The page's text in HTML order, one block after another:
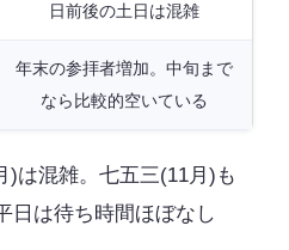
日前後の土日は混雑
年末の参拝者増加。中旬まで
なら比較的空いている
)は混雑。七五三(11月)も
日は待ち時間ほぼなし